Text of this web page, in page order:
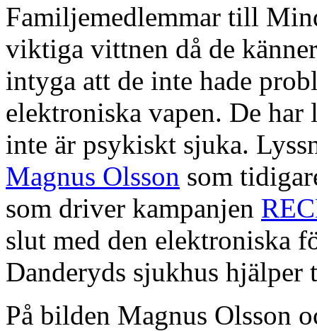
Familjemedlemmar till
viktiga vittnen då de
intyga att de inte hade
elektroniska vapen. De har
inte är psykiskt sjuka.
Magnus Olsson som
som driver kampanjen
slut med den elektroniska
Danderyds sjukhus
På bilden Magnus Olsson